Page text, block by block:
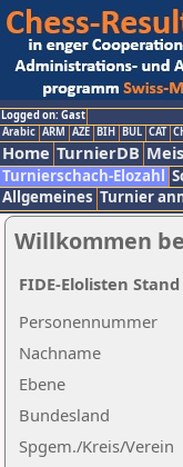
Logged on: Gast
Arabic ARM AZE BIH BUL CAT
Home TurnierDB
Turnierschach-Elozahl
Allgemeines Turnier
Willkommen
Nachname
Ebene
Personennummer
Bundesland
Spgem./Kreis/Verein
FIDE-Elolisten Stand